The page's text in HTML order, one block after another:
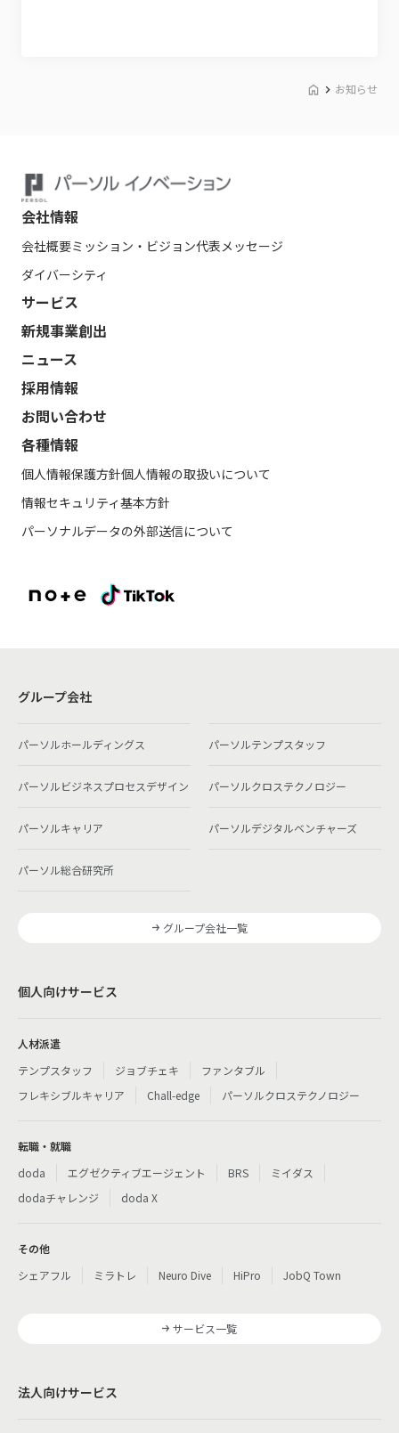
お知らせ
会社情報
会社概要ミッション・ビジョン代表メッセージ
ダイバーシティ
サービス
新規事業創出
ニュース
採用情報
お問い合わせ
各種情報
個人情報保護方針個人情報の取扱いについて
情報セキュリティ基本方針
パーソナルデータの外部送信について
グループ会社
パーソルホールディングス パーソルテンプスタッフ
パーソルビジネスプロセスデザイン パーソルクロステクノロジー
パーソルキャリア パーソルデジタルベンチャーズ
パーソル総合研究所
グループ会社一覧
個人向けサービス
人材派遣
テンプスタッフ
ジョブチェキ
ファンタブル
フレキシブルキャリア
Chall-edge パーソルクロステクノロジー
転職・就職
doda
エグゼクティブエージェント BRS
ミイダス
dodaチャレンジ
doda X
その他
シェアフル
ミラトレ Neuro Dive HiPro JobQ Town
サービス一覧
法人向けサービス